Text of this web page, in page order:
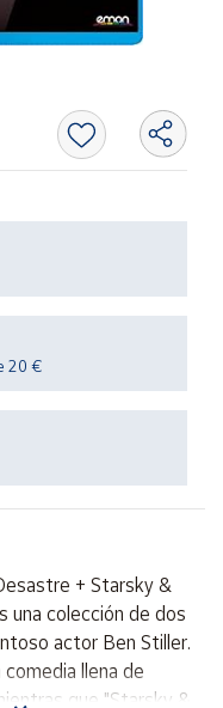
20 €
+ Starsky &
colección de dos
actor Ben Stiller.
llena de
que "Starsky &